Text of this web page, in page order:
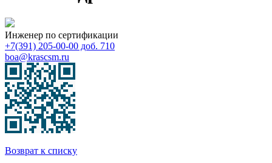
Инженер по сертификации
+7(391) 205-00-00 доб. 710
boa@krascsm.ru
Возврат к списку